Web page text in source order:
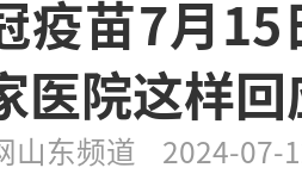
疫苗7月15
医院这样回
山东频道 2024-07-